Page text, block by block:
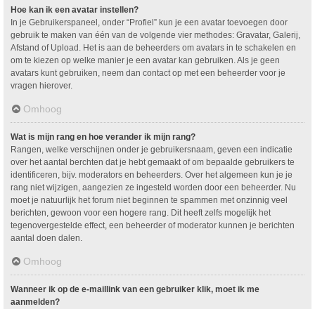
Hoe kan ik een avatar instellen?
In je Gebruikerspaneel, onder “Profiel” kun je een avatar toevoegen door
gebruik te maken van één van de volgende vier methodes: Gravatar, Galerij,
Afstand of Upload. Het is aan de beheerders om avatars in te schakelen en
om te kiezen op welke manier je een avatar kan gebruiken. Als je geen
avatars kunt gebruiken, neem dan contact op met een beheerder voor je
vragen hierover.
Omhoog
Wat is mijn rang en hoe verander ik mijn rang?
Rangen, welke verschijnen onder je gebruikersnaam, geven een indicatie
over het aantal berchten dat je hebt gemaakt of om bepaalde gebruikers te
identificeren, bijv. moderators en beheerders. Over het algemeen kun je je
rang niet wijzigen, aangezien ze ingesteld worden door een beheerder. Nu
moet je natuurlijk het forum niet beginnen te spammen met onzinnig veel
berichten, gewoon voor een hogere rang. Dit heeft zelfs mogelijk het
tegenovergestelde effect, een beheerder of moderator kunnen je berichten
aantal doen dalen.
Omhoog
Wanneer ik op de e-maillink van een gebruiker klik, moet ik me
aanmelden?